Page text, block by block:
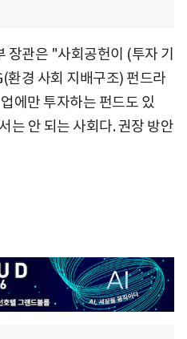
장관은 "사회공헌이 (투자 기
환경 사회 지배구조) 펀드라
에만 투자하는 펀드도 있
는 안 되는 사회다. 권장 방안